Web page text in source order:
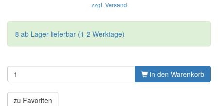
zzgl. Versand
8 ab Lager lieferbar (1-2 Werktage)
in den Warenkorb
zu Favoriten